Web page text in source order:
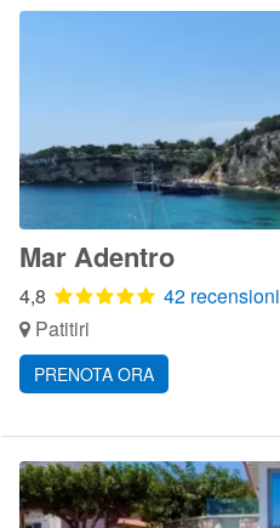
Mar Adentro
4,8
42 recensioni
Patitiri
PRENOTA ORA